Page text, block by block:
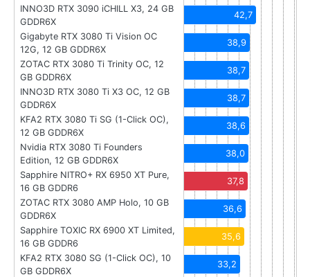
INNO3D RTX 3090 iCHILL X3, 24 GB
GDDR6X
42,7
Gigabyte RTX 3080 Ti Vision OC
12G, 12 GB GDDR6X
38,9
ZOTAC RTX 3080 Ti Trinity OC, 12
GB GDDR6X
38,7
INNO3D RTX 3080 Ti X3 OC, 12 GB
GDDR6X
38,7
KFA2 RTX 3080 Ti SG (1-Click OC),
12 GB GDDR6X
38,6
Nvidia RTX 3080 Ti Founders
Edition, 12 GB GDDR6X
38,0
Sapphire NITRO+ RX 6950 XT Pure,
16 GB GDDR6
37,8
ZOTAC RTX 3080 AMP Holo, 10 GB
GDDR6X
36,6
Sapphire TOXIC RX 6900 XT Limited,
16 GB GDDR6
35,6
KFA2 RTX 3080 SG (1-Click OC), 10
GB GDDR6X
33,2